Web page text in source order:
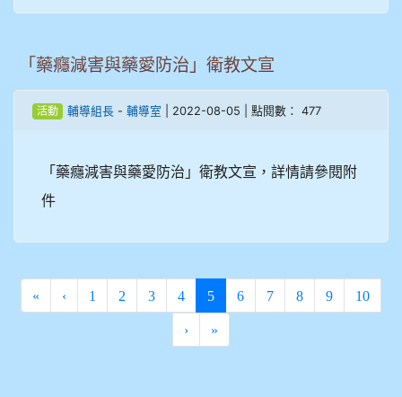
「藥癮減害與藥愛防治」衛教文宣
活動 輔導組長 - 輔導室 | 2022-08-05 | 點閱數： 477
「藥癮減害與藥愛防治」衛教文宣，詳情請參閱附
件
« ‹ 1 2 3 4 5(current)
6 7 8 9 10
› »